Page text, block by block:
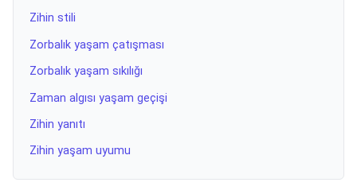
Zihin stili
Zorbalık yaşam çatışması
Zorbalık yaşam sıkılığı
Zaman algısı yaşam geçişi
Zihin yanıtı
Zihin yaşam uyumu